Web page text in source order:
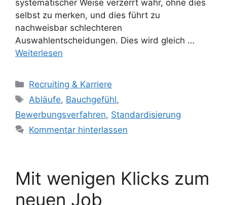
systematischer Weise verzerrt wahr, ohne dies
selbst zu merken, und dies führt zu
nachweisbar schlechteren
Auswahlentscheidungen. Dies wird gleich …
Weiterlesen
Kategorien
Recruiting & Karriere
Schlagwörter
Abläufe, Bauchgefühl,
Bewerbungsverfahren, Standardisierung
Kommentar hinterlassen
Mit wenigen Klicks zum
neuen Job